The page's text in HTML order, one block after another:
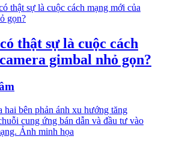
thật sự là cuộc cách
gimbal nhỏ gọn?